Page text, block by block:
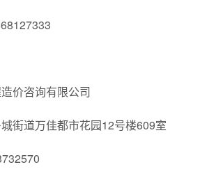
价咨询有限公司
街道万佳都市花园12号楼609室